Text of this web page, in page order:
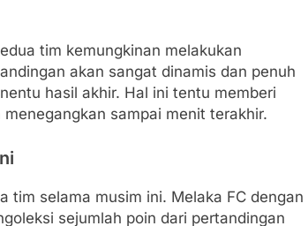
tim kemungkinan melakukan
akan sangat dinamis dan penuh
hasil akhir. Hal ini tentu memberi
sampai menit terakhir.
tim selama musim ini. Melaka FC dengan
sejumlah poin dari pertandingan